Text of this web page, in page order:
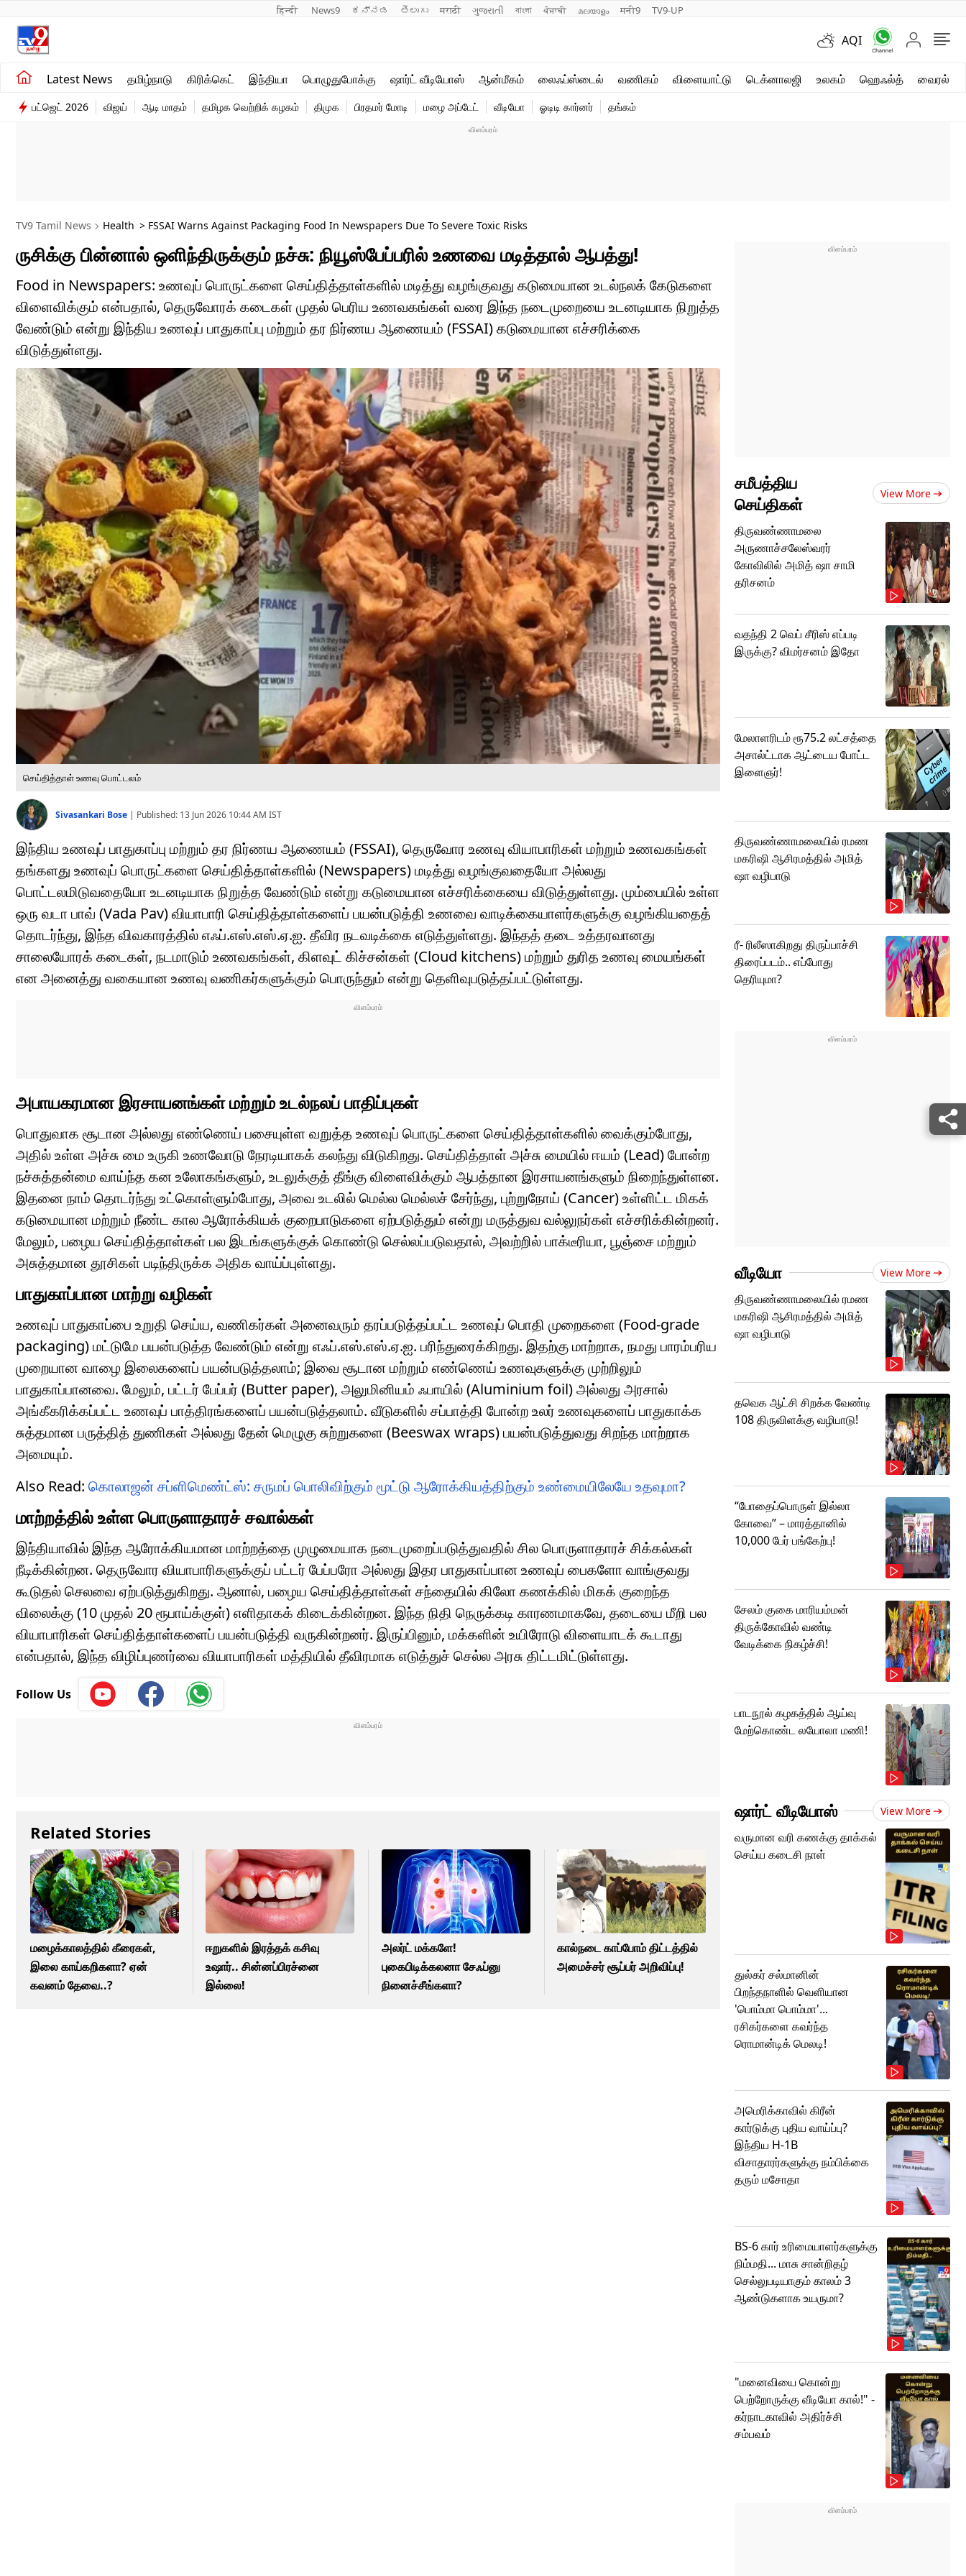
हिन्दी News9 ಕನ್ನಡ తెలుగు मराठी ગુજરાતી বাংলা ਪੰਜਾਬੀ മലയാളം मनी9 TV9-UP
AQI
Latest News தமிழ்நாடு கிரிக்கெட் இந்தியா பொழுதுபோக்கு ஷார்ட் வீடியோஸ் ஆன்மீகம் லைஃப்ஸ்டைல் வணிகம் விளையாட்டு டெக்னாலஜி உலகம் ஹெஃல்த் வைரல்
சமீபத்திய செய்திகள்
தமிழ்நாடு
விளையாட்டு
வணிகம்
வைரல்
பட்ஜெட் 2026 விஜய் ஆடி மாதம் தமிழக வெற்றிக் கழகம் திமுக பிரதமர் மோடி மழை அப்டேட் வீடியோ ஓடிடி கார்னர் தங்கம்
TV9 Tamil News Health > FSSAI Warns Against Packaging Food In Newspapers Due To Severe Toxic Risks
ருசிக்கு பின்னால் ஒளிந்திருக்கும் நச்சு: நியூஸ்பேப்பரில் உணவை மடித்தால் ஆபத்து!
Food in Newspapers: உணவுப் பொருட்களை செய்தித்தாள்களில் மடித்து வழங்குவது கடுமையான உடல்நலக் கேடுகளை
விளைவிக்கும் என்பதால், தெருவோரக் கடைகள் முதல் பெரிய உணவகங்கள் வரை இந்த நடைமுறையை உடனடியாக நிறுத்த
வேண்டும் என்று இந்திய உணவுப் பாதுகாப்பு மற்றும் தர நிர்ணய ஆணையம் (FSSAI) கடுமையான எச்சரிக்கை
விடுத்துள்ளது.
செய்தித்தாள் உணவு பொட்டலம்
Sivasankari Bose | Published: 13 Jun 2026 10:44 AM IST
இந்திய உணவுப் பாதுகாப்பு மற்றும் தர நிர்ணய ஆணையம் (FSSAI), தெருவோர உணவு வியாபாரிகள் மற்றும் உணவகங்கள்
தங்களது உணவுப் பொருட்களை செய்தித்தாள்களில் (Newspapers) மடித்து வழங்குவதையோ அல்லது
பொட்டலமிடுவதையோ உடனடியாக நிறுத்த வேண்டும் என்று கடுமையான எச்சரிக்கையை விடுத்துள்ளது. மும்பையில் உள்ள
ஒரு வடா பாவ் (Vada Pav) வியாபாரி செய்தித்தாள்களைப் பயன்படுத்தி உணவை வாடிக்கையாளர்களுக்கு வழங்கியதைத்
தொடர்ந்து, இந்த விவகாரத்தில் எஃப்.எஸ்.எஸ்.ஏ.ஐ. தீவிர நடவடிக்கை எடுத்துள்ளது. இந்தத் தடை உத்தரவானது
சாலையோரக் கடைகள், நடமாடும் உணவகங்கள், கிளவுட் கிச்சன்கள் (Cloud kitchens) மற்றும் துரித உணவு மையங்கள்
என அனைத்து வகையான உணவு வணிகர்களுக்கும் பொருந்தும் என்று தெளிவுபடுத்தப்பட்டுள்ளது.
அபாயகரமான இரசாயனங்கள் மற்றும் உடல்நலப் பாதிப்புகள்
பொதுவாக சூடான அல்லது எண்ணெய் பசையுள்ள வறுத்த உணவுப் பொருட்களை செய்தித்தாள்களில் வைக்கும்போது,
அதில் உள்ள அச்சு மை உருகி உணவோடு நேரடியாகக் கலந்து விடுகிறது. செய்தித்தாள் அச்சு மையில் ஈயம் (Lead) போன்ற
நச்சுத்தன்மை வாய்ந்த கன உலோகங்களும், உடலுக்குத் தீங்கு விளைவிக்கும் ஆபத்தான இரசாயனங்களும் நிறைந்துள்ளன.
இதனை நாம் தொடர்ந்து உட்கொள்ளும்போது, அவை உடலில் மெல்ல மெல்லச் சேர்ந்து, புற்றுநோய் (Cancer) உள்ளிட்ட மிகக்
கடுமையான மற்றும் நீண்ட கால ஆரோக்கியக் குறைபாடுகளை ஏற்படுத்தும் என்று மருத்துவ வல்லுநர்கள் எச்சரிக்கின்றனர்.
மேலும், பழைய செய்தித்தாள்கள் பல இடங்களுக்குக் கொண்டு செல்லப்படுவதால், அவற்றில் பாக்டீரியா, பூஞ்சை மற்றும்
அசுத்தமான தூசிகள் படிந்திருக்க அதிக வாய்ப்புள்ளது.
பாதுகாப்பான மாற்று வழிகள்
உணவுப் பாதுகாப்பை உறுதி செய்ய, வணிகர்கள் அனைவரும் தரப்படுத்தப்பட்ட உணவுப் பொதி முறைகளை (Food-grade
packaging) மட்டுமே பயன்படுத்த வேண்டும் என்று எஃப்.எஸ்.எஸ்.ஏ.ஐ. பரிந்துரைக்கிறது. இதற்கு மாற்றாக, நமது பாரம்பரிய
முறையான வாழை இலைகளைப் பயன்படுத்தலாம்; இவை சூடான மற்றும் எண்ணெய் உணவுகளுக்கு முற்றிலும்
பாதுகாப்பானவை. மேலும், பட்டர் பேப்பர் (Butter paper), அலுமினியம் ஃபாயில் (Aluminium foil) அல்லது அரசால்
அங்கீகரிக்கப்பட்ட உணவுப் பாத்திரங்களைப் பயன்படுத்தலாம். வீடுகளில் சப்பாத்தி போன்ற உலர் உணவுகளைப் பாதுகாக்க
சுத்தமான பருத்தித் துணிகள் அல்லது தேன் மெழுகு சுற்றுகளை (Beeswax wraps) பயன்படுத்துவது சிறந்த மாற்றாக
அமையும்.
Also Read: கொலாஜன் சப்ளிமெண்ட்ஸ்: சருமப் பொலிவிற்கும் மூட்டு ஆரோக்கியத்திற்கும் உண்மையிலேயே உதவுமா?
மாற்றத்தில் உள்ள பொருளாதாரச் சவால்கள்
இந்தியாவில் இந்த ஆரோக்கியமான மாற்றத்தை முழுமையாக நடைமுறைப்படுத்துவதில் சில பொருளாதாரச் சிக்கல்கள்
நீடிக்கின்றன. தெருவோர வியாபாரிகளுக்குப் பட்டர் பேப்பரோ அல்லது இதர பாதுகாப்பான உணவுப் பைகளோ வாங்குவது
கூடுதல் செலவை ஏற்படுத்துகிறது. ஆனால், பழைய செய்தித்தாள்கள் சந்தையில் கிலோ கணக்கில் மிகக் குறைந்த
விலைக்கு (10 முதல் 20 ரூபாய்க்குள்) எளிதாகக் கிடைக்கின்றன. இந்த நிதி நெருக்கடி காரணமாகவே, தடையை மீறி பல
வியாபாரிகள் செய்தித்தாள்களைப் பயன்படுத்தி வருகின்றனர். இருப்பினும், மக்களின் உயிரோடு விளையாடக் கூடாது
என்பதால், இந்த விழிப்புணர்வை வியாபாரிகள் மத்தியில் தீவிரமாக எடுத்துச் செல்ல அரசு திட்டமிட்டுள்ளது.
Follow Us
Related Stories
மழைக்காலத்தில் கீரைகள்,
இலை காய்கறிகளா? ஏன்
கவனம் தேவை..?
ஈறுகளில் இரத்தக் கசிவு
உஷார்.. சின்னப்பிரச்னை
இல்லை!
அலர்ட் மக்களே!
புகைபிடிக்கலனா சேஃப்னு
நினைச்சீங்களா?
கால்நடை காப்போம் திட்டத்தில்
அமைச்சர் சூப்பர் அறிவிப்பு!
சமீபத்திய
செய்திகள்
View More
திருவண்ணாமலை
அருணாச்சலேஸ்வரர்
கோவிலில் அமித் ஷா சாமி
தரிசனம்
வதந்தி 2 வெப் சீரிஸ் எப்படி
இருக்கு? விமர்சனம் இதோ
மேலாளரிடம் ரூ75.2 லட்சத்தை
அசால்ட்டாக ஆட்டைய போட்ட
இளைஞர்!
திருவண்ணாமலையில் ரமண
மகரிஷி ஆசிரமத்தில் அமித்
ஷா வழிபாடு
ரீ- ரிலீஸாகிறது திருப்பாச்சி
திரைப்படம்.. எப்போது
தெரியுமா?
வீடியோ View More
திருவண்ணாமலையில் ரமண
மகரிஷி ஆசிரமத்தில் அமித்
ஷா வழிபாடு
தவெக ஆட்சி சிறக்க வேண்டி
108 திருவிளக்கு வழிபாடு!
“போதைப்பொருள் இல்லா
கோவை” – மாரத்தானில்
10,000 பேர் பங்கேற்பு!
சேலம் குகை மாரியம்மன்
திருக்கோவில் வண்டி
வேடிக்கை நிகழ்ச்சி!
பாடநூல் கழகத்தில் ஆய்வு
மேற்கொண்ட லயோலா மணி!
ஷார்ட் வீடியோஸ் View More
வருமான வரி கணக்கு தாக்கல்
செய்ய கடைசி நாள்
துல்கர் சல்மானின்
பிறந்தநாளில் வெளியான
'பொம்மா பொம்மா'...
ரசிகர்களை கவர்ந்த
ரொமான்டிக் மெலடி!
அமெரிக்காவில் கிரீன்
கார்டுக்கு புதிய வாய்ப்பு?
இந்திய H-1B
விசாதாரர்களுக்கு நம்பிக்கை
தரும் மசோதா
BS-6 கார் உரிமையாளர்களுக்கு
நிம்மதி... மாசு சான்றிதழ்
செல்லுபடியாகும் காலம் 3
ஆண்டுகளாக உயருமா?
"மனைவியை கொன்று
பெற்றோருக்கு வீடியோ கால்!" -
கர்நாடகாவில் அதிர்ச்சி
சம்பவம்